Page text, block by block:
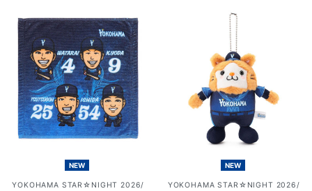
NEW
YOKOHAMA STAR☆NIGHT 2026/
NEW
YOKOHAMA STAR☆NIGHT 2026/